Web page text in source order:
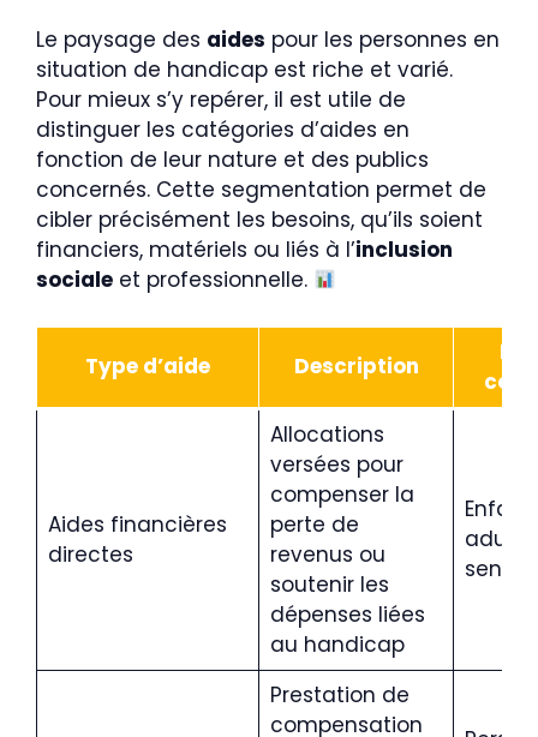
Le paysage des aides pour les personnes en
situation de handicap est riche et varié.
Pour mieux s’y repérer, il est utile de
distinguer les catégories d’aides en
fonction de leur nature et des publics
concernés. Cette segmentation permet de
cibler précisément les besoins, qu’ils soient
financiers, matériels ou liés à l’inclusion
sociale et professionnelle.
Type d’aide Description
Aides financières
directes
Allocations
versées pour
compenser la
perte de
revenus ou
soutenir les
dépenses liées
au handicap
seniors
Prestation de
compensation